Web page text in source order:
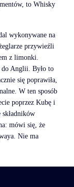
to Whisky
wykonywane na
przywieźli
z limonki.
do Anglii. Było to
się poprawiła,
W ten sposób
poprzez Kubę i
mówi się, że
Nie ma